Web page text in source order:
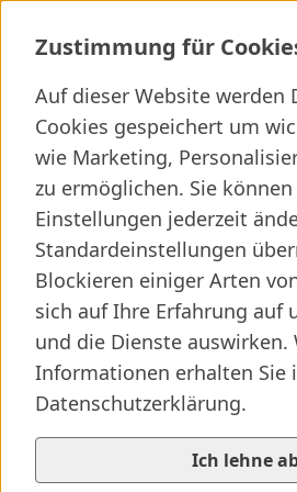
Zustimmung für
Auf dieser Website werden
Cookies gespeichert um
wie Marketing,
zu ermöglichen. Sie
Einstellungen jederzeit
Standardeinstellungen
Blockieren einiger Arten
sich auf Ihre Erfahrung auf
und die Dienste auswirken.
Informationen erhalten Sie
Datenschutzerklärung.
Ich lehne
Ich suche ...
Wichtige Links
Kliniken finden